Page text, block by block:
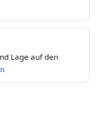
Lage auf den